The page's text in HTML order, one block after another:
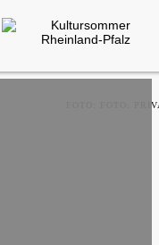
FOTO: FOTO: